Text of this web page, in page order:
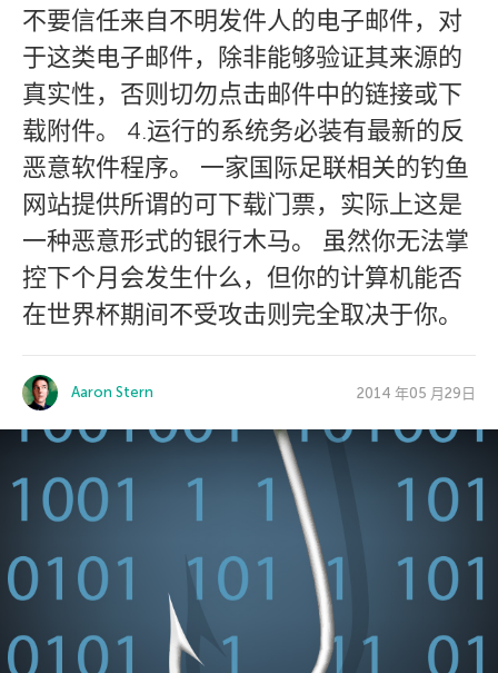
不要信任来自不明发件人的电子邮件，对
于这类电子邮件，除非能够验证其来源的
真实性，否则切勿点击邮件中的链接或下
载附件。 4.运行的系统务必装有最新的反
恶意软件程序。 一家国际足联相关的钓鱼
网站提供所谓的可下载门票，实际上这是
一种恶意形式的银行木马。 虽然你无法掌
控下个月会发生什么，但你的计算机能否
在世界杯期间不受攻击则完全取决于你。
Aaron Stern 2014 年05 月29日